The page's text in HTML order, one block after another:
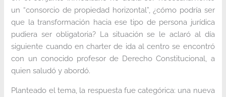
un “consorcio de propiedad horizontal”, ¿cómo podría ser
que la transformación hacia ese tipo de persona jurídica
pudiera ser obligatoria? La situación se le aclaró al día
siguiente cuando en charter de ida al centro se encontró
con un conocido profesor de Derecho Constitucional, a
quien saludó y abordó.
Planteado el tema, la respuesta fue categórica: una nueva